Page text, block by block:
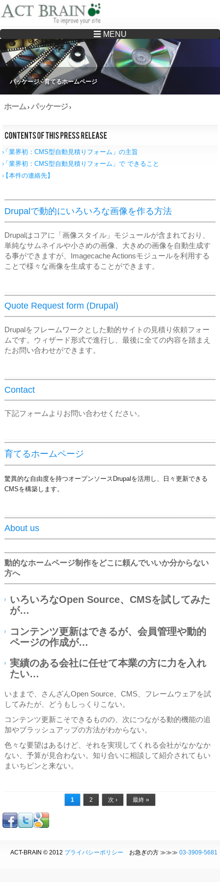
Drupalサイトの制作・保守をどこに頼んでいいか分からない方へ…まずはご相談く
ださい
☰ MENU
パッケージ - 育てるホームページ
ホーム› パッケージ›
「業界初：CMS型自動見積りフォーム」の主旨
「業界初：CMS型自動見積りフォーム」で できること
【本件の連絡先】
Drupalで動的にいろいろな画像を作る方法
Drupalはコアに「画像スタイル」モジュールが含まれており、
単純なサムネイルや小さめの画像、大きめの画像を自動生成す
る事ができますが、Imagecache Actionsモジュールを利用する
ことで様々な画像を生成することができます。
Quote Request form (Drupal)
Drupalをフレームワークとした動的サイトの見積り依頼フォー
ムです。ウィザード形式で進行し、最後に全ての内容を踏まえ
たお問い合わせができます。
Contact
下記フォームよりお問い合わせください。
育てるホームページ
驚異的な自由度を持つオープンソースDrupalを活用し、日々更新できる
CMSを構築します。
About us
動的なホームページ制作をどこに頼んでいいか分からない
方へ
いろいろなOpen Source、CMSを試してみた
が…
コンテンツ更新はできるが、会員管理や動的
ページの作成が…
実績のある会社に任せて本業の方に力を入れ
たい…
いままで、さんざんOpen Source、CMS、フレームウェアを試
してみたが、どうもしっくりこない。
コンテンツ更新こそできるものの、次につながる動的機能の追
加やブラッシュアップの方法がわからない。
色々な要望はあるけど、それを実現してくれる会社がなかなか
ない、予算が見合わない。知り合いに相談して紹介されてもい
まいちピンと来ない。
1 2 次 › 最終 »
ACT-BRAIN © 2012 プライバシーポリシー お急ぎの方 ≫≫≫ 03-3909-5681